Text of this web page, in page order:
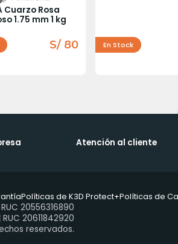
Cuarzo Rosa
1.75 mm 1 kg
S/ 80 En Stock
Atención al cliente
Políticas de K3D Protect+Políticas de
20556316890
RUC 20611842920
reservados.